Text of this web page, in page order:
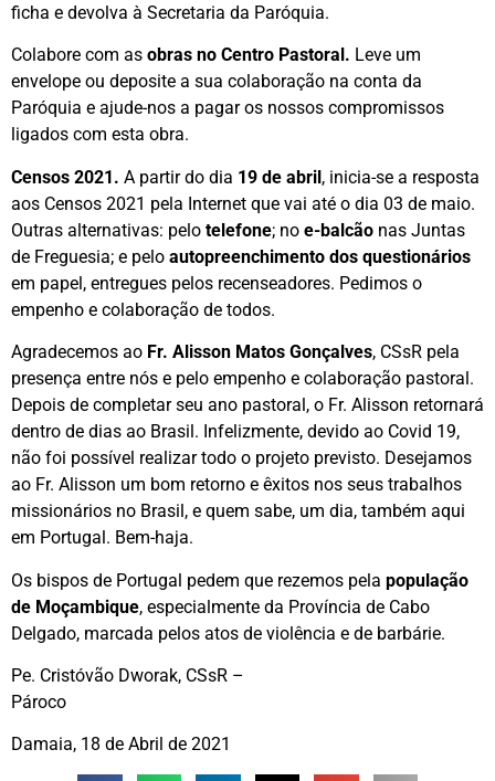
ficha e devolva à Secretaria da Paróquia.
Colabore com as obras no Centro Pastoral. Leve um
envelope ou deposite a sua colaboração na conta da
Paróquia e ajude-nos a pagar os nossos compromissos
ligados com esta obra.
Censos 2021. A partir do dia 19 de abril, inicia-se a resposta
aos Censos 2021 pela Internet que vai até o dia 03 de maio.
Outras alternativas: pelo telefone; no e-balcão nas Juntas
de Freguesia; e pelo autopreenchimento dos questionários
em papel, entregues pelos recenseadores. Pedimos o
empenho e colaboração de todos.
Agradecemos ao Fr. Alisson Matos Gonçalves, CSsR pela
presença entre nós e pelo empenho e colaboração pastoral.
Depois de completar seu ano pastoral, o Fr. Alisson retornará
dentro de dias ao Brasil. Infelizmente, devido ao Covid 19,
não foi possível realizar todo o projeto previsto. Desejamos
ao Fr. Alisson um bom retorno e êxitos nos seus trabalhos
missionários no Brasil, e quem sabe, um dia, também aqui
em Portugal. Bem-haja.
Os bispos de Portugal pedem que rezemos pela população
de Moçambique, especialmente da Província de Cabo
Delgado, marcada pelos atos de violência e de barbárie.
Pe. Cristóvão Dworak, CSsR –
Pároco
Damaia, 18 de Abril de 2021